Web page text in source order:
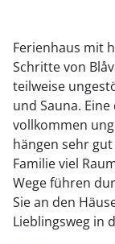
Ferienhaus mit
Schritte von
teilweise
und Sauna.
vollkommen
hängen sehr
Familie viel
Wege führen
Sie an den
Lieblingsweg in